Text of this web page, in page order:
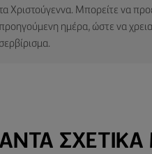
Χριστούγεννα. Μπορείτε να
ημέρα, ώστε να
σερβίρισμα.